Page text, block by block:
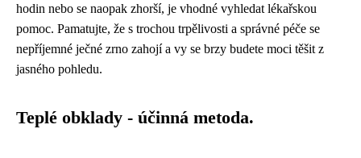
hodin nebo se naopak zhorší, je vhodné vyhledat lékařskou
pomoc. Pamatujte, že s trochou trpělivosti a správné péče se
nepříjemné ječné zrno zahojí a vy se brzy budete moci těšit z
jasného pohledu.
Teplé obklady - účinná metoda.